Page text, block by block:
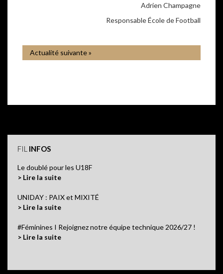
Adrien Champagne
Responsable École de Football
Actualité suivante »
FIL INFOS
Le doublé pour les U18F
> Lire la suite
UNIDAY : PAIX et MIXITÉ
> Lire la suite
#Féminines I Rejoignez notre équipe technique 2026/27 !
> Lire la suite